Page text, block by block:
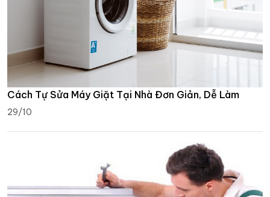
Cách Tự Sửa Máy Giặt Tại Nhà Đơn Giản, Dễ Làm
29/10